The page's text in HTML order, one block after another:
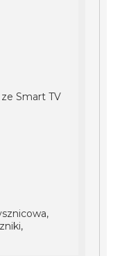
Smart TV